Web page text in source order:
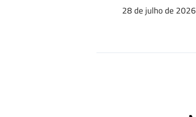
28 de julho de 2026